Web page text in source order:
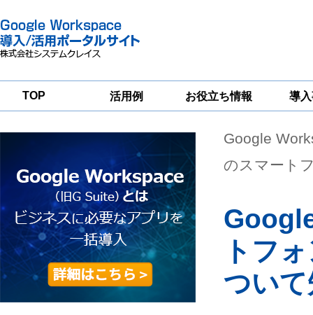
TOP 活用例 お役立ち情報
一
導
グループウェア
移行支援
Google
Workspace
対策サービス
Google
のスマート
トフ
つい